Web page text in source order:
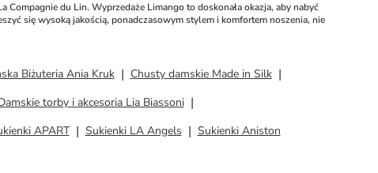
du Lin. Wyprzedaże Limango to doskonała okazja, aby nabyć
się wysoką jakością, ponadczasowym stylem i komfortem noszenia, nie
Biżuteria Ania Kruk
Chusty damskie Made in Silk
torby i akcesoria Lia Biassoni
APART Sukienki LA Angels Sukienki Aniston